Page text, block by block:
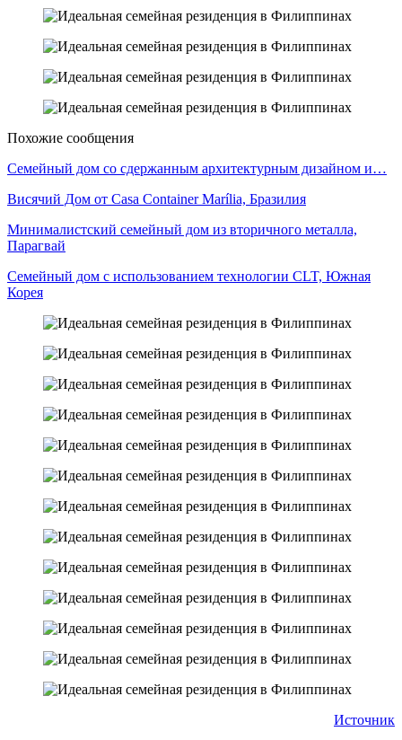
Похожие сообщения
Семейный дом со сдержанным архитектурным дизайном и…
Висячий Дом от Casa Container Marília, Бразилия
Минималистский семейный дом из вторичного металла,
Парагвай
Семейный дом с использованием технологии CLT, Южная
Корея
Источник